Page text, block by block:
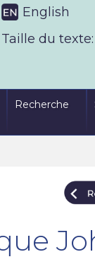
English
Taille du texte:
Recherche